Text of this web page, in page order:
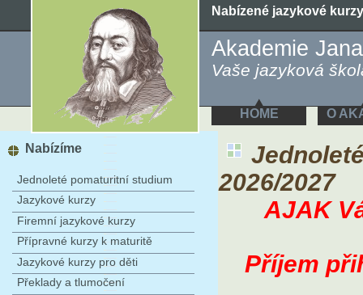
Nabízené jazykové kurzy
Akademie
Vaše jazyková
HOME O
Nabízíme
Jednoleté pomaturitní studium
Jazykové kurzy
Firemní jazykové kurzy
Přípravné kurzy k maturitě
Jazykové kurzy pro děti
Překlady a tlumočení
2026/2027
AJAK
Příjem